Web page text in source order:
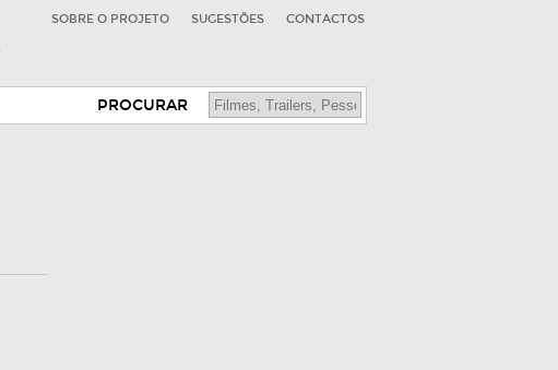
SOBRE O PROJETO SUGESTÕES CONTACTOS
PROCURAR